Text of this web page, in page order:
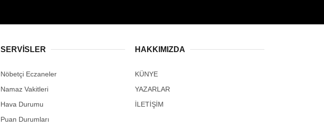
SERVİSLER
Nöbetçi Eczaneler
Namaz Vakitleri
Hava Durumu
Puan Durumları
HAKKIMIZDA
KÜNYE
YAZARLAR
İLETİŞİM